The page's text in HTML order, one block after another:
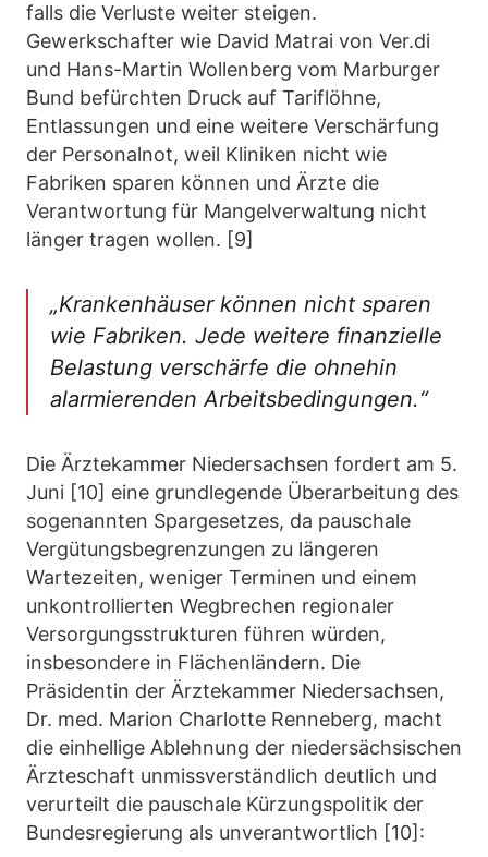
falls die Verluste weiter steigen.
Gewerkschafter wie David Matrai von Ver.di
und Hans-Martin Wollenberg vom Marburger
Bund befürchten Druck auf Tariflöhne,
Entlassungen und eine weitere Verschärfung
der Personalnot, weil Kliniken nicht wie
Fabriken sparen können und Ärzte die
Verantwortung für Mangelverwaltung nicht
länger tragen wollen. [9]
„Krankenhäuser können nicht sparen
wie Fabriken. Jede weitere finanzielle
Belastung verschärfe die ohnehin
alarmierenden Arbeitsbedingungen.“
Die Ärztekammer Niedersachsen fordert am 5.
Juni [10] eine grundlegende Überarbeitung des
sogenannten Spargesetzes, da pauschale
Vergütungsbegrenzungen zu längeren
Wartezeiten, weniger Terminen und einem
unkontrollierten Wegbrechen regionaler
Versorgungsstrukturen führen würden,
insbesondere in Flächenländern. Die
Präsidentin der Ärztekammer Niedersachsen,
Dr. med. Marion Charlotte Renneberg, macht
die einhellige Ablehnung der niedersächsischen
Ärzteschaft unmissverständlich deutlich und
verurteilt die pauschale Kürzungspolitik der
Bundesregierung als unverantwortlich [10]: